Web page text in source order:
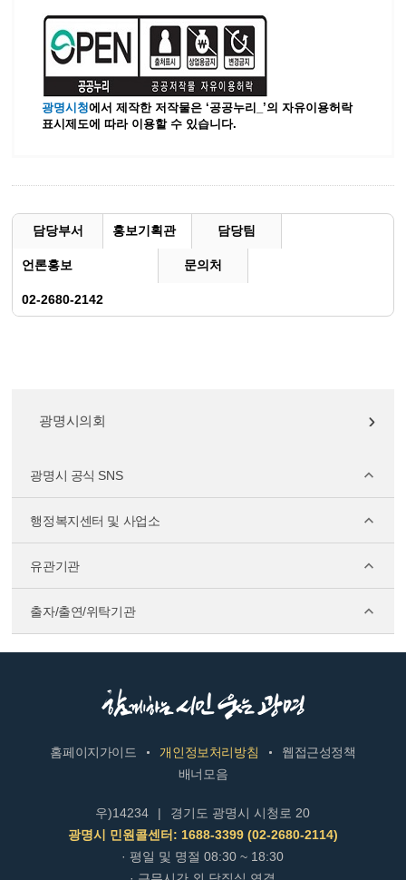
광명시청에서 제작한 저작물은 ‘공공누리_’의 자유이용허락
표시제도에 따라 이용할 수 있습니다.
담당부서 홍보기획관 담당팀
언론홍보 문의처
02-2680-2142
광명시의회
광명시 공식 SNS
행정복지센터 및 사업소
유관기관
출자/출연/위탁기관
홈페이지가이드 개인정보처리방침
웹접근성정책
배너모음
우)14234 |
경기도 광명시 시청로 20
광명시 민원콜센터: 1688-3399 (02-2680-2114)
· 평일 및 명절 08:30 ~ 18:30